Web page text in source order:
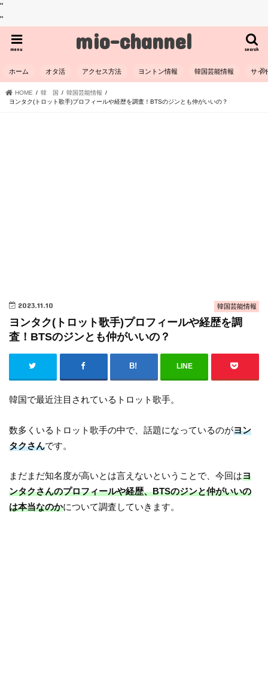
"
"
mio-channel search
menu
ホーム オタ活 アクセス方法 ヨントン情報 韓国芸能情報 サイ
HOME 韓 国
韓国芸能情報
ヨンタク(トロット歌手)プロフィールや経歴を調査！BTSのジンとも仲がいいの？
韓国芸能情報
2023.11.10
ヨンタク(トロット歌手)プロフィールや経歴を調
査！BTSのジンとも仲がいいの？
LINE
韓国で最近注目されているトロット歌手。
数多くいるトロット歌手の中で、話題になっているのがヨン
タクさんです。
まだまだ知名度が高いとは言えないということで、今回はヨ
ンタクさんのプロフィールや経歴、BTSのジンと仲がいいの
は本当なのかについて調査していきます。